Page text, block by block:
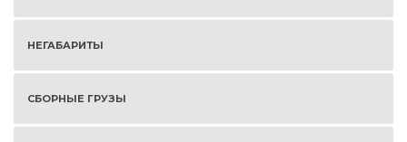
НЕГАБАРИТЫ
СБОРНЫЕ ГРУЗЫ